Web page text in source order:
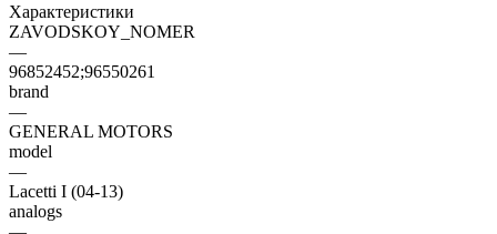
Характеристики
ZAVODSKOY_NOMER
—
96852452;96550261
brand
—
GENERAL MOTORS
model
—
Lacetti I (04-13)
analogs